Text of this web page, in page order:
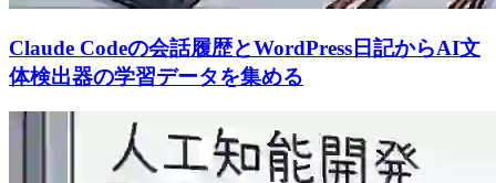
Claude Codeの会話履歴とWordPress日記からAI文
体検出器の学習データを集める